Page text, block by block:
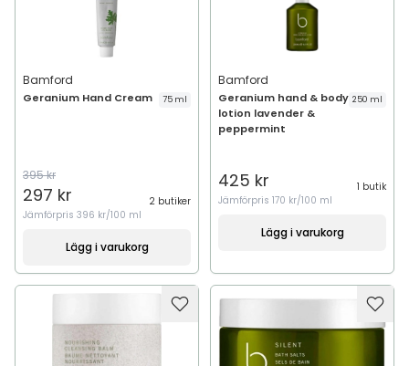
Bamford
Geranium Hand Cream 75 ml
395 kr
297 kr
2 butiker
Jämförpris 396 kr/100 ml
Lägg i varukorg
Bamford
Geranium hand & body
lotion lavender &
peppermint
250 ml
425 kr
1 butik
Jämförpris 170 kr/100 ml
Lägg i varukorg